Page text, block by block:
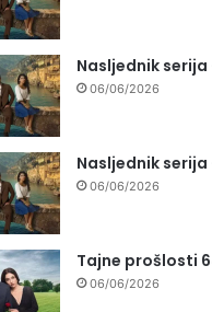
Nasljednik
06/06/2026
Nasljednik serija
06/06/2026
Tajne prošlosti
06/06/2026